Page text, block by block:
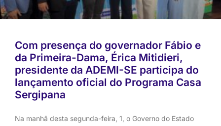
Com presença do governador Fábio e
da Primeira-Dama, Érica Mitidieri,
presidente da ADEMI-SE participa do
lançamento oficial do Programa Casa
Sergipana
Na manhã desta segunda-feira, 1, o Governo do Estado